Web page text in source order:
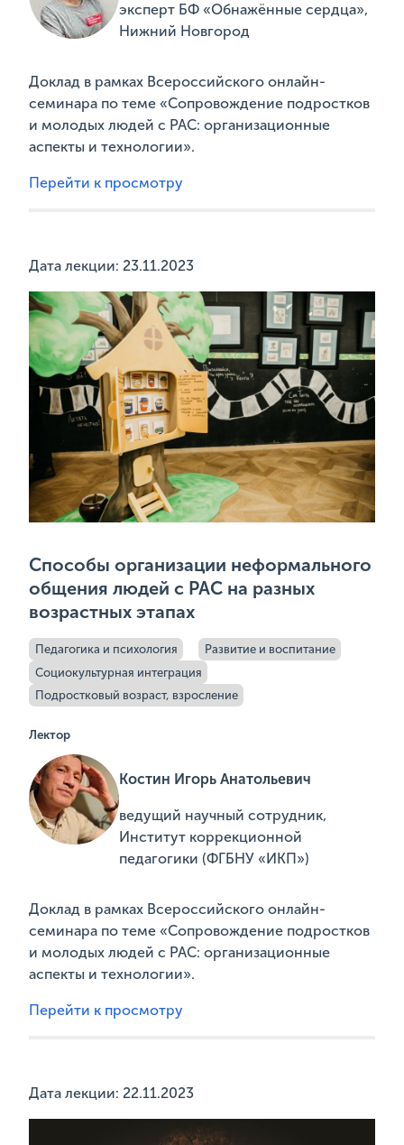
эксперт БФ «Обнажённые сердца»,
Нижний Новгород
Доклад в рамках Всероссийского онлайн-
семинара по теме «Сопровождение подростков
и молодых людей с РАС: организационные
аспекты и технологии».
Перейти к просмотру
Дата лекции: 23.11.2023
Способы организации неформального
общения людей с РАС на разных
возрастных этапах
Педагогика и психология
Развитие и воспитание
Социокультурная интеграция
Подростковый возраст, взросление
Лектор
Костин Игорь Анатольевич
ведущий научный сотрудник,
Институт коррекционной
педагогики (ФГБНУ «ИКП»)
Доклад в рамках Всероссийского онлайн-
семинара по теме «Сопровождение подростков
и молодых людей с РАС: организационные
аспекты и технологии».
Перейти к просмотру
Дата лекции: 22.11.2023